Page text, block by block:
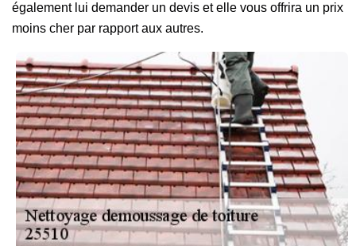
également lui demander un devis et elle vous offrira un prix
moins cher par rapport aux autres.